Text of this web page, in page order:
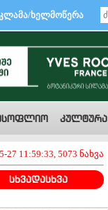
ხელმოწერა
კულტურა
27 11:59:33, 5073 ნახვა
სხვადასხვა